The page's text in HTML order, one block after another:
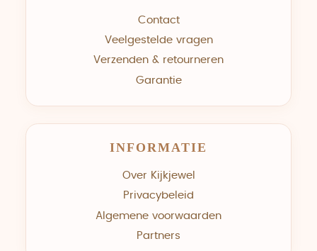
Contact
Veelgestelde vragen
Verzenden & retourneren
Garantie
INFORMATIE
Over Kijkjewel
Privacybeleid
Algemene voorwaarden
Partners